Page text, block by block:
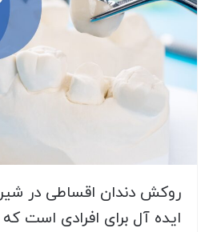
روکش دندان اقساطی در
ایده آل برای افرادی است